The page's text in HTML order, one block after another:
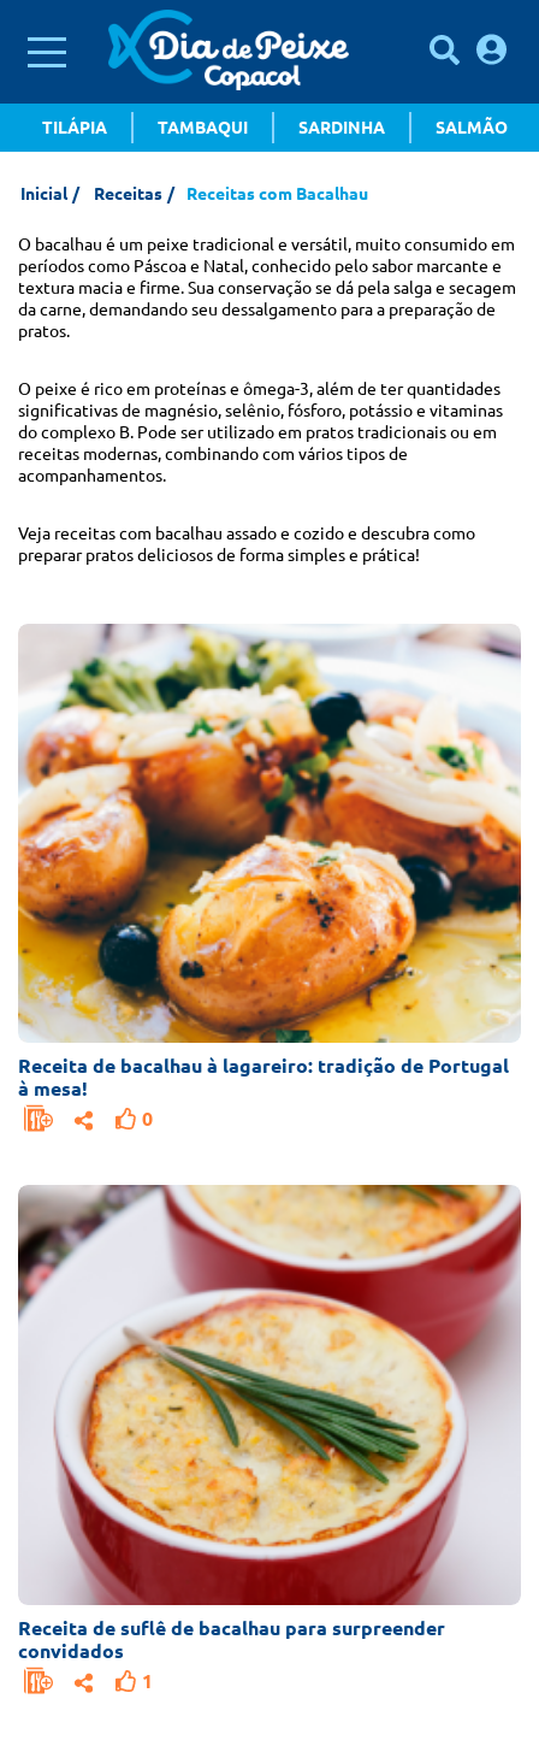
TILÁPIA TAMBAQUI SARDINHA SALMÃO
Inicial Receitas Receitas com Bacalhau
O bacalhau é um peixe tradicional e versátil, muito consumido em
períodos como Páscoa e Natal, conhecido pelo sabor marcante e
textura macia e firme. Sua conservação se dá pela salga e secagem
da carne, demandando seu dessalgamento para a preparação de
pratos.
O peixe é rico em proteínas e ômega-3, além de ter quantidades
significativas de magnésio, selênio, fósforo, potássio e vitaminas
do complexo B. Pode ser utilizado em pratos tradicionais ou em
receitas modernas, combinando com vários tipos de
acompanhamentos.
Veja receitas com bacalhau assado e cozido e descubra como
preparar pratos deliciosos de forma simples e prática!
com
Receita de bacalhau à lagareiro: tradição de Portugal
à mesa!
0
Receita de suflê de bacalhau para surpreender
convidados
1